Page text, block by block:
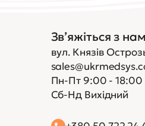
Зв’яжіться з
вул. Князів
Пн-Пт 9:00 - 18:00
Сб-Нд Вихідний